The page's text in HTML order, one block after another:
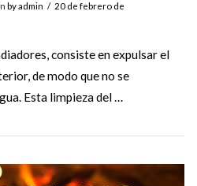
by admin
20 de febrero de
consiste en expulsar el
de modo que no se
Esta limpieza del …